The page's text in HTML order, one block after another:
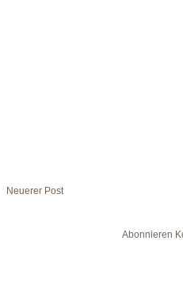
Neuerer Post
Abonnieren